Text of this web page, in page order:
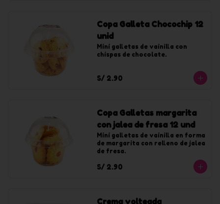
Copa Galleta Chocochip 12
unid
Mini galletas de vainilla con
chispas de chocolate.
S/ 2.90
Copa Galletas margarita
con jalea de fresa 12 und
Mini galletas de vainilla en forma
de margarita con relleno de jalea
de fresa.
S/ 2.90
Crema volteada